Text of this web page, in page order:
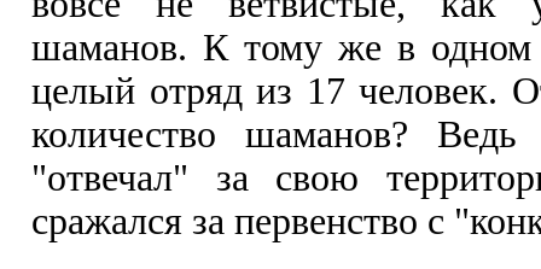
шаманов. К тому же в одном
целый отряд из 17 человек.
количество шаманов?
"отвечал" за свою
сражался за первенство с